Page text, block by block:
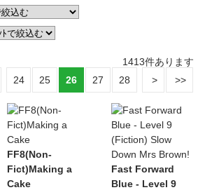
1413件あります
24
25 26 27 28
FF8(Non-
Fict)Making a
Cake
Fast Forward
Blue - Level 9